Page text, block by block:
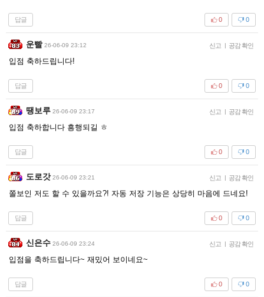
답글 0
0
운빨 26-06-09 23:12 신고 | 공감 확인
입점 축하드립니다!
답글 0
0
땡보루 26-06-09 23:17 신고 | 공감 확인
입점 축하합니다 흥행되길 ㅎ
답글 0
0
도로갓 26-06-09 23:21 신고 | 공감 확인
쫄보인 저도 할 수 있을까요?! 자동 저장 기능은 상당히 마음에 드네요!
답글 0
0
신은수 26-06-09 23:24 신고 | 공감 확인
입점을 축하드립니다~ 재밌어 보이네요~
답글 0
0